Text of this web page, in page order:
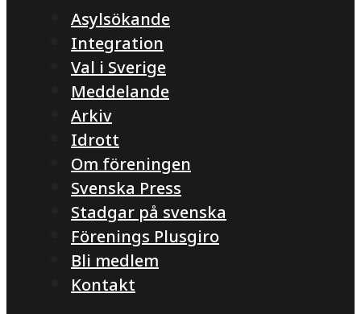
Asylsökande
Integration
Val i Sverige
Meddelande
Arkiv
Idrott
Om föreningen
Svenska Press
Stadgar på svenska
Förenings Plusgiro
Bli medlem
Kontakt